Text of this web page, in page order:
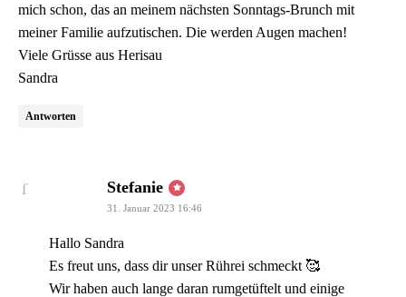
mich schon, das an meinem nächsten Sonntags-Brunch mit
meiner Familie aufzutischen. Die werden Augen machen!
Viele Grüsse aus Herisau
Sandra
Antworten
Stefanie sagt:
31. Januar 2023 16:46
Hallo Sandra
Es freut uns, dass dir unser Rührei schmeckt 🥰
Wir haben auch lange daran rumgetüftelt und einige